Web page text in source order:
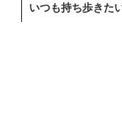
いつも持ち歩きた